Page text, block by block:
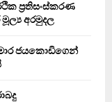
ප්‍රතිසංස්කරණ
අරමුදල
ජයකොඩිගෙන්